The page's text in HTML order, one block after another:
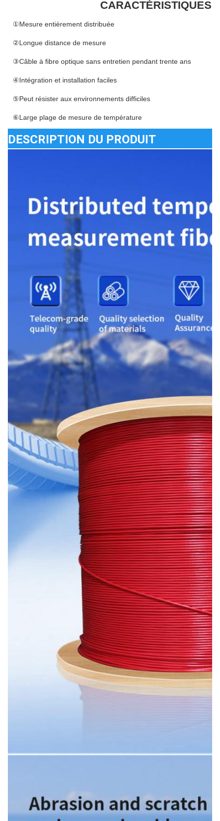
CARACTÉRISTIQUES
①Mesure entièrement distribuée
②Longue distance de mesure
③Câble à fibre optique sans entretien pendant trente ans
④Intégration et installation faciles
⑤Peut résister aux environnements difficiles
⑥Large plage de mesure de température
DESCRIPTION DU PRODUIT